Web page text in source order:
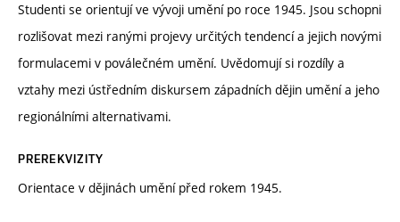
Studenti se orientují ve vývoji umění po roce 1945. Jsou schopni
rozlišovat mezi ranými projevy určitých tendencí a jejich novými
formulacemi v poválečném umění. Uvědomují si rozdíly a
vztahy mezi ústředním diskursem západních dějin umění a jeho
regionálními alternativami.
PREREKVIZITY
Orientace v dějinách umění před rokem 1945.